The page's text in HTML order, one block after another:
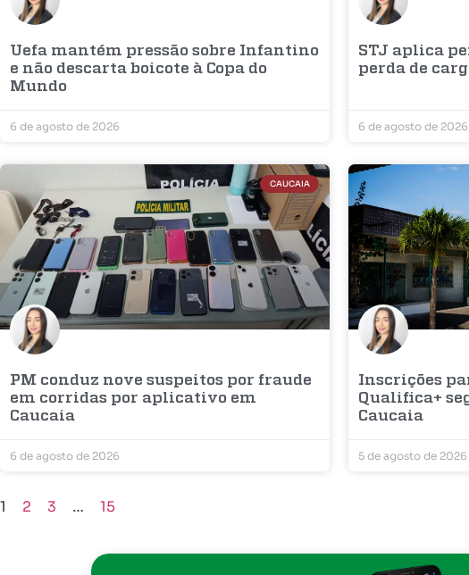
Uefa mantém pressão sobre Infantino
e não descarta boicote à Copa do
Mundo
6 de agosto de 2026
STJ aplica
perda de
6 de agosto de 2026
CAUCAIA
PM conduz nove suspeitos por fraude
em corridas por aplicativo em
Caucaia
6 de agosto de 2026
Inscrições
Qualifica+
Caucaia
5 de agosto de 2026
1 2 3 … 15